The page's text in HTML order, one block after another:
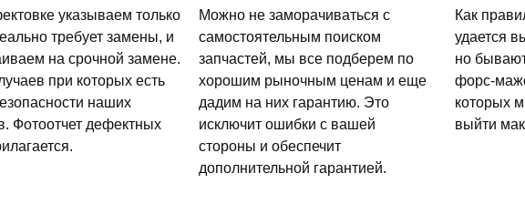
указываем только
требует замены, и
на срочной замене.
при которых есть
наших
Фотоотчет дефектных
Можно не заморачиваться с
самостоятельным поиском
запчастей, мы все подберем по
хорошим рыночным ценам и еще
дадим на них гарантию. Это
исключит ошибки с вашей
стороны и обеспечит
дополнительной гарантией.
Как
удается
но
форс-
которых
выйти